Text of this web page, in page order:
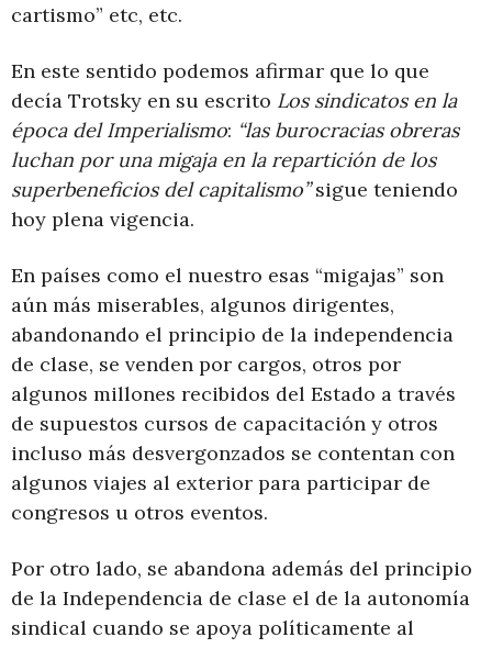
cartismo” etc, etc.
En este sentido podemos afirmar que lo que
decía Trotsky en su escrito Los sindicatos en la
época del Imperialismo: “las burocracias obreras
luchan por una migaja en la repartición de los
superbeneficios del capitalismo”sigue teniendo
hoy plena vigencia.
En países como el nuestro esas “migajas” son
aún más miserables, algunos dirigentes,
abandonando el principio de la independencia
de clase, se venden por cargos, otros por
algunos millones recibidos del Estado a través
de supuestos cursos de capacitación y otros
incluso más desvergonzados se contentan con
algunos viajes al exterior para participar de
congresos u otros eventos.
Por otro lado, se abandona además del principio
de la Independencia de clase el de la autonomía
sindical cuando se apoya políticamente al